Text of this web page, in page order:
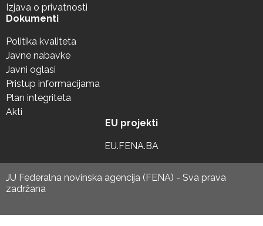
Izjava o privatnosti
Dokumenti
Politika kvaliteta
Javne nabavke
Javni oglasi
Pristup informacijama
Plan integriteta
Akti
EU projekti
EU.FENA.BA
JU Federalna novinska agencija (FENA) - Sva prava
zadržana